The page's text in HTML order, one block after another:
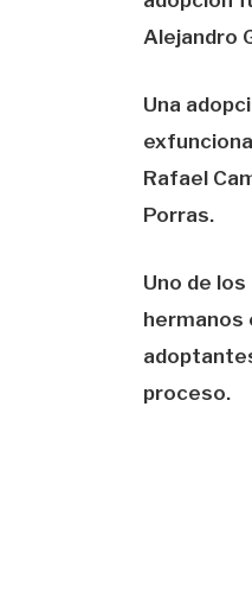
Alejandro
Una
Rafael
Porras.
Uno de
hermanos
proceso.